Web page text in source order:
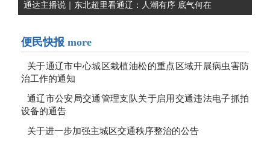
通达主播说｜东北超里看通辽：人潮有序 底气何在
便民快报 more
关于通辽市中心城区栽植油松的重点区域开展病虫害防
治工作的通知
通辽市公安局交通管理支队关于启用交通违法电子抓拍
设备的通告
关于进一步加强主城区交通秩序整治的公告